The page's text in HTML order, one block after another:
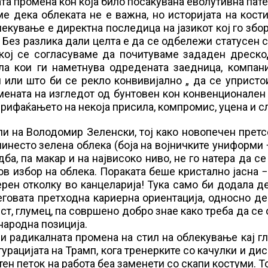
облеката не е важна, но историјата на
е директна последица на јазикот кој го
разлика дали целта е да се одбележи статусен
се согласуваме да почитуваме зададен
ги наметнува одредената заедница,
што би се рекло конвивијално „ да се
на изгледот од бунтовен кон
на некоја присила, компромис, уцена и
на Володомир Зеленски, тој како новопечен
зелена облека (боја на војничките униформи
па макар и на највисоко ниво, не го натера да се
избор на облека. Пораката беше кристално јасна
отколку во канцеларија! Тука само би додала
претходна кариерна ориентација, односно
глумец, па совршено добро знае како треба да се
позиција.
промена на стил на облекување кај
на Трамп, кога тренерките со качулки и
петок на работа беа заменети со скапи костуми.